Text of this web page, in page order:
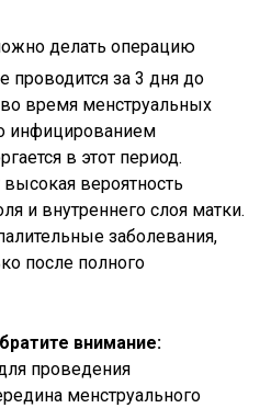
проводится за 3 дня до
время менструальных
инфицированием
в этот период.
вероятность
и внутреннего слоя матки.
заболевания,
после полного
внимание:
проведения
менструального